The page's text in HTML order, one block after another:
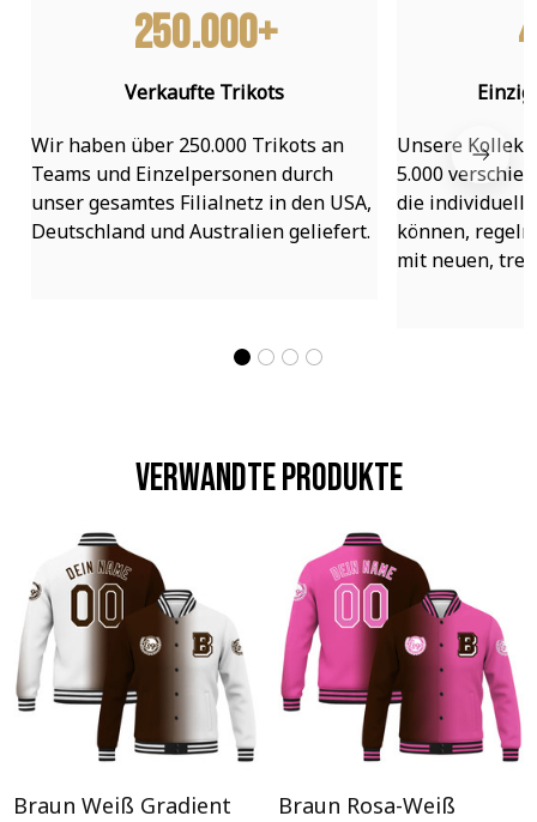
250.000+
Verkaufte Trikots
Wir haben über 250.000 Trikots an
Teams und Einzelpersonen durch
unser gesamtes Filialnetz in den USA,
Deutschland und Australien geliefert.
Unsere
5.000
die individuell
können,
mit neuen,
Verwandte Produkte
Braun Weiß Gradient
Braun Rosa-Weiß